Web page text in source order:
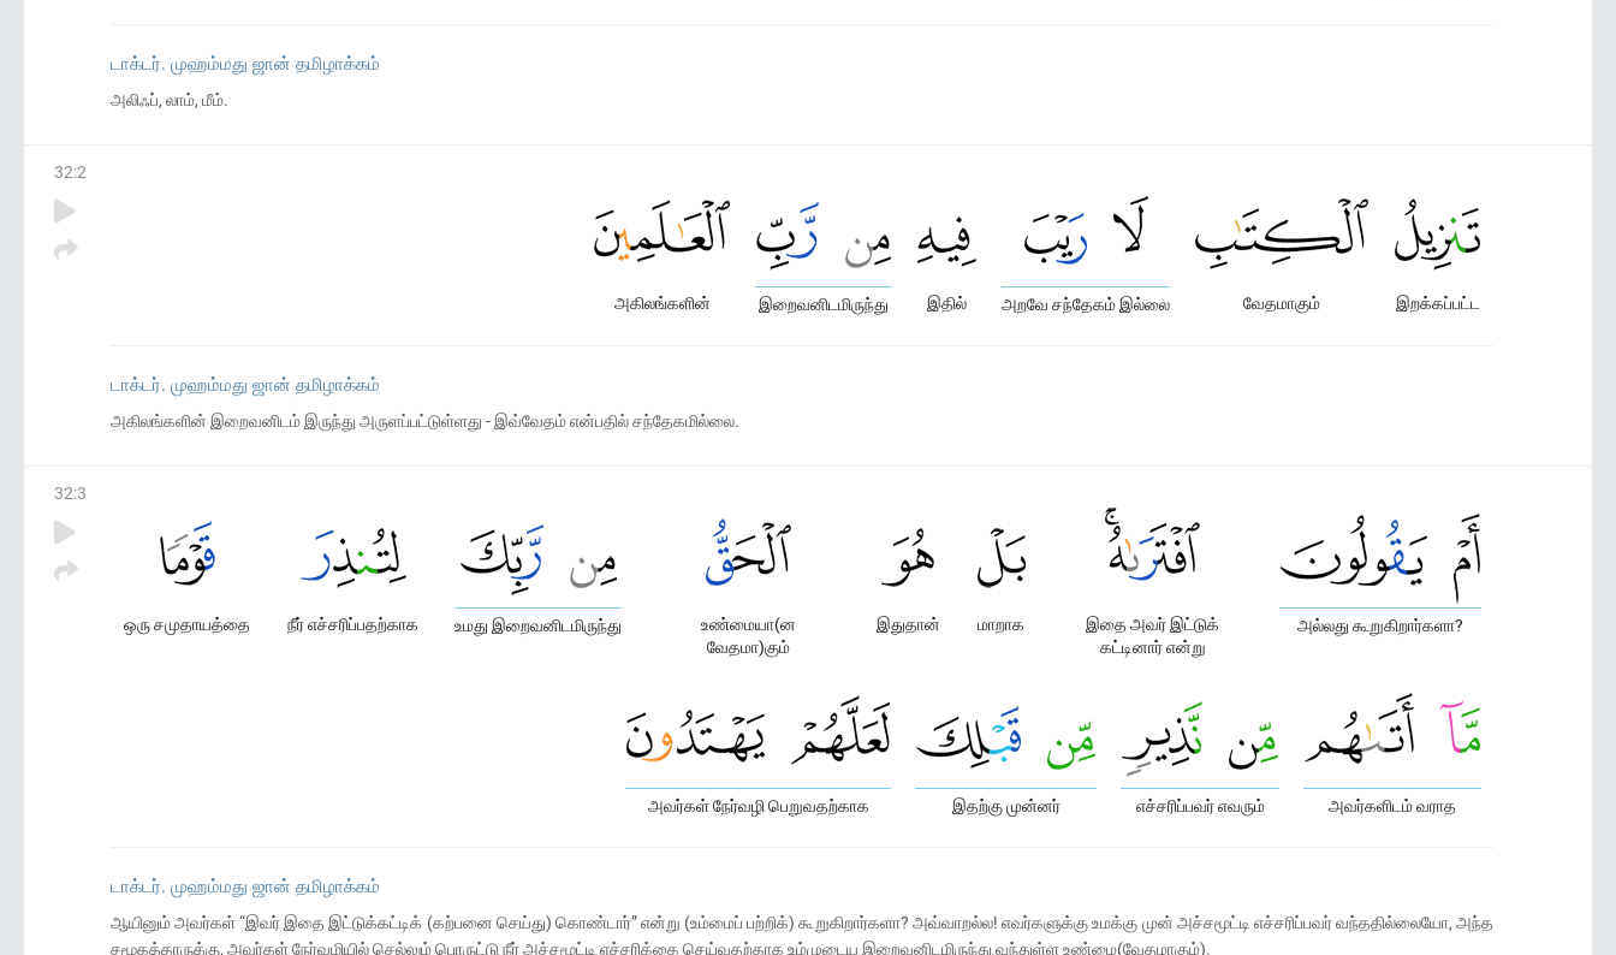
டாக்டர். முஹம்மது ஜான் தமிழாக்கம்
அலிஃப், லாம், மீம்.
32:2
இறக்கப்பட்ட
வேதமாகும்
அறவே சந்தேகம் இல்லை
இதில்
இறைவனிடமிருந்து
அகிலங்களின்
டாக்டர். முஹம்மது ஜான் தமிழாக்கம்
அகிலங்களின் இறைவனிடம் இருந்து அருளப்பட்டுள்ளது - இவ்வேதம் என்பதில் சந்தேகமில்லை.
32:3
அல்லது கூறுகிறார்களா?
இதை அவர் இட்டுக்
கட்டினார் என்று
மாறாக
இதுதான்
உண்மையா(ன
வேதமா)கும்
உமது இறைவனிடமிருந்து
நீர் எச்சரிப்பதற்காக
ஒரு சமுதாயத்தை
அவர்களிடம் வராத
எச்சரிப்பவர் எவரும்
இதற்கு முன்னர்
அவர்கள் நேர்வழி பெறுவதற்காக
டாக்டர். முஹம்மது ஜான் தமிழாக்கம்
ஆயினும் அவர்கள் “இவர் இதை இட்டுக்கட்டிக் (கற்பனை செய்து) கொண்டார்” என்று (உம்மைப் பற்றிக்) கூறுகிறார்களா? அவ்வாறல்ல! எவர்களுக்கு உமக்கு முன் அச்சமூட்டி எச்சரிப்பவர் வந்ததில்லையோ, அந்த
சமூகத்தாருக்கு, அவர்கள் நேர்வழியில் செல்லும் பொருட்டு நீர் அச்சமூட்டி எச்சரிக்கை செய்வதற்காக உம்முடைய இறைவனிடமிருந்து வந்துள்ள உண்மை(வேதமாகும்).